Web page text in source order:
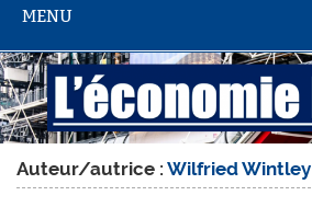
MENU
Auteur/autrice :Wilfried Wintley